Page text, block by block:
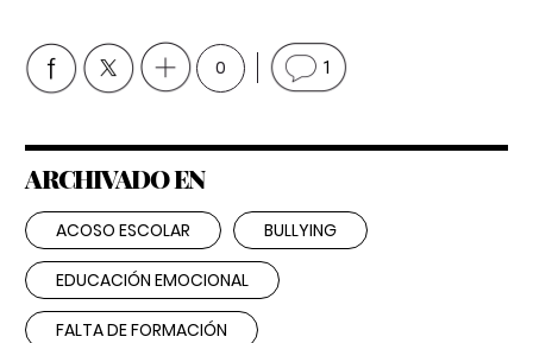
0 1
ARCHIVADO EN
ACOSO ESCOLAR BULLYING
EDUCACIÓN EMOCIONAL
FALTA DE FORMACIÓN